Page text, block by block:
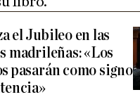
el Jubileo en las
madrileñas: «Los
pasarán como signo